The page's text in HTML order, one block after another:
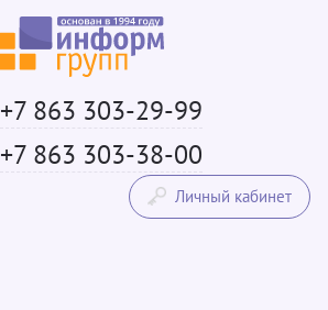
+7 863 303-29-99
+7 863 303-38-00
Личный кабинет